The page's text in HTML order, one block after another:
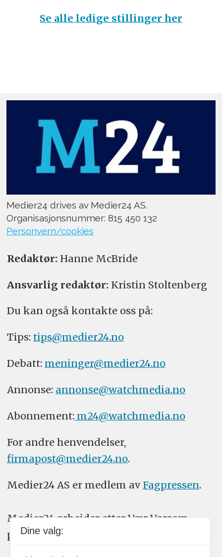
Se alle ledige stillinger her
Medier24 drives av Medier24 AS.
Organisasjonsnummer: 815 450 132
Personvern/cookies
Redaktør: Hanne McBride
Ansvarlig redaktør: Kristin Stoltenberg
Du kan også kontakte oss på:
Tips: tips@medier24.no
Debatt: meninger@medier24.no
Annonse: annonse@watchmedia.no
Abonnement:m24@watchmedia.no
For andre henvendelser,
firmapost@medier24.no.
Medier24 AS er medlem av Fagpressen.
Medier24 arbeider etter Vær Varsom-
plakatens regler for god presseskikk.
Dine valg: